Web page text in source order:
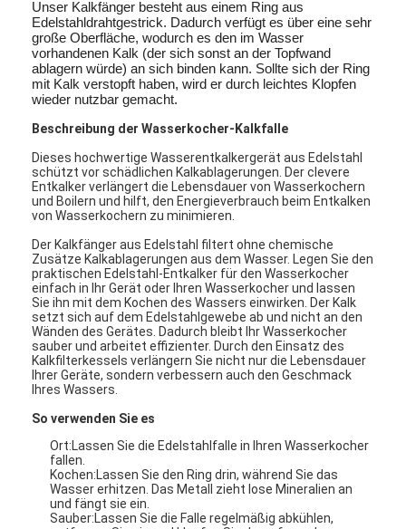
Unser Kalkfänger besteht aus einem Ring aus
Edelstahldrahtgestrick. Dadurch verfügt es über eine sehr
große Oberfläche, wodurch es den im Wasser
vorhandenen Kalk (der sich sonst an der Topfwand
ablagern würde) an sich binden kann. Sollte sich der Ring
mit Kalk verstopft haben, wird er durch leichtes Klopfen
wieder nutzbar gemacht.
Beschreibung der Wasserkocher-Kalkfalle
Dieses hochwertige Wasserentkalkergerät aus Edelstahl
schützt vor schädlichen Kalkablagerungen. Der clevere
Entkalker verlängert die Lebensdauer von Wasserkochern
und Boilern und hilft, den Energieverbrauch beim Entkalken
von Wasserkochern zu minimieren.
Der Kalkfänger aus Edelstahl filtert ohne chemische
Zusätze Kalkablagerungen aus dem Wasser. Legen Sie den
praktischen Edelstahl-Entkalker für den Wasserkocher
einfach in Ihr Gerät oder Ihren Wasserkocher und lassen
Sie ihn mit dem Kochen des Wassers einwirken. Der Kalk
setzt sich auf dem Edelstahlgewebe ab und nicht an den
Wänden des Gerätes. Dadurch bleibt Ihr Wasserkocher
sauber und arbeitet effizienter. Durch den Einsatz des
Kalkfilterkessels verlängern Sie nicht nur die Lebensdauer
Ihrer Geräte, sondern verbessern auch den Geschmack
Ihres Wassers.
So verwenden Sie es
Ort:Lassen Sie die Edelstahlfalle in Ihren Wasserkocher
fallen.
Kochen:Lassen Sie den Ring drin, während Sie das
Wasser erhitzen. Das Metall zieht lose Mineralien an
und fängt sie ein.
Sauber:Lassen Sie die Falle regelmäßig abkühlen,